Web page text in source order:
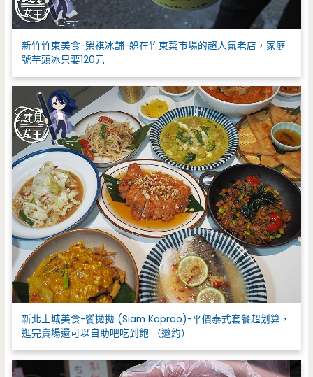
新竹竹東美食-榮祺冰舖-躲在竹東菜市場的超人氣老店，家庭
號芋頭冰只要120元
新北土城美食-饗拋拋 (Siam Kaprao)-平價泰式套餐超划算，
逛完賣場還可以自助吧吃到飽 （邀約）